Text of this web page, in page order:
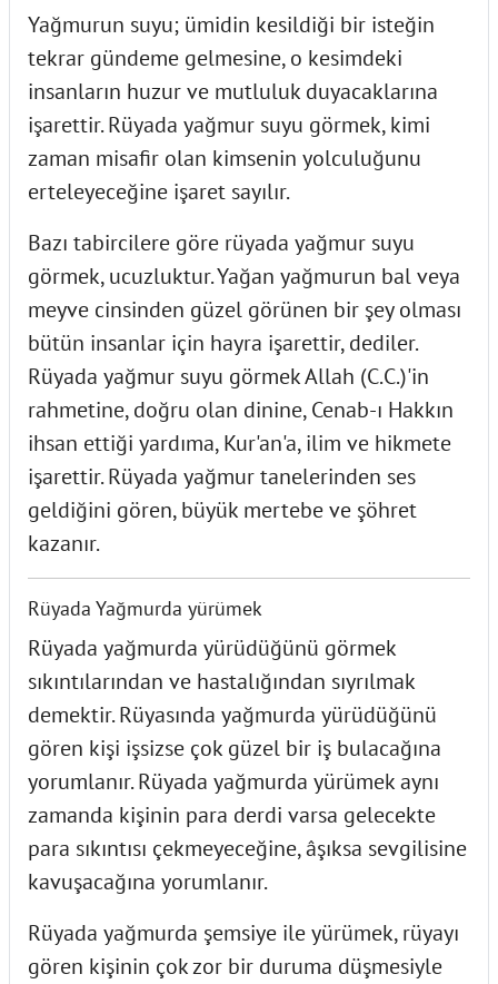
Yağmurun suyu; ümidin kesildiği bir isteğin
tekrar gündeme gelmesine, o kesimdeki
insanların huzur ve mutluluk duyacaklarına
işarettir. Rüyada yağmur suyu görmek, kimi
zaman misafir olan kimsenin yolculuğunu
erteleyeceğine işaret sayılır.
Bazı tabircilere göre rüyada yağmur suyu
görmek, ucuzluktur. Yağan yağmurun bal veya
meyve cinsinden güzel görünen bir şey olması
bütün insanlar için hayra işarettir, dediler.
Rüyada yağmur suyu görmek Allah (C.C.)'in
rahmetine, doğru olan dinine, Cenab-ı Hakkın
ihsan ettiği yardıma, Kur'an'a, ilim ve hikmete
işarettir. Rüyada yağmur tanelerinden ses
geldiğini gören, büyük mertebe ve şöhret
kazanır.
Rüyada Yağmurda yürümek
Rüyada yağmurda yürüdüğünü görmek
sıkıntılarından ve hastalığından sıyrılmak
demektir. Rüyasında yağmurda yürüdüğünü
gören kişi işsizse çok güzel bir iş bulacağına
yorumlanır. Rüyada yağmurda yürümek aynı
zamanda kişinin para derdi varsa gelecekte
para sıkıntısı çekmeyeceğine, âşıksa sevgilisine
kavuşacağına yorumlanır.
Rüyada yağmurda şemsiye ile yürümek, rüyayı
gören kişinin çok zor bir duruma düşmesiyle